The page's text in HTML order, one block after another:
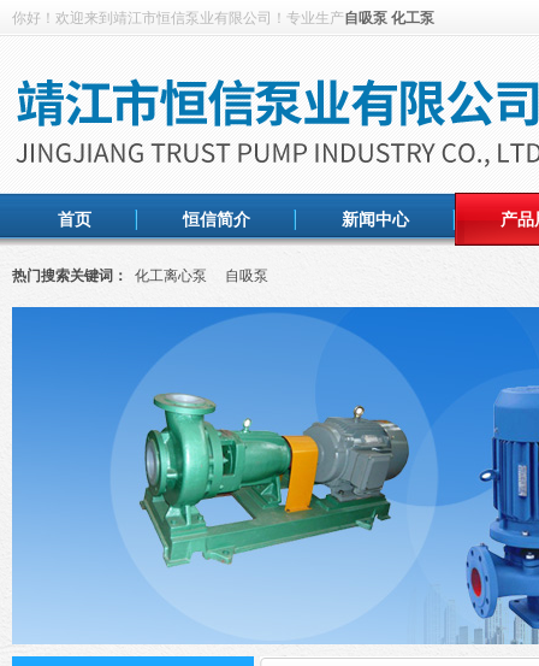
你好！欢迎来到靖江市恒信泵业有限公司！专业生产自吸泵 化工泵
首页 恒信简介 新闻中心 产品
热门搜索关键词： 化工离心泵 自吸泵